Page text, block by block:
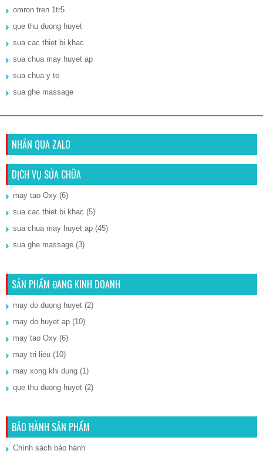
omron tren 1tr5
que thu duong huyet
sua cac thiet bi khac
sua chua may huyet ap
sua chua y te
sua ghe massage
NHẮN QUA ZALO
DỊCH VỤ SỬA CHỮA
may tao Oxy (6)
sua cac thiet bi khac (5)
sua chua may huyet ap (45)
sua ghe massage (3)
SẢN PHẨM ĐANG KINH DOANH
may do duong huyet (2)
may do huyet ap (10)
may tao Oxy (6)
may tri lieu (10)
may xong khi dung (1)
que thu duong huyet (2)
BẢO HÀNH SẢN PHẨM
Chính sách bảo hành